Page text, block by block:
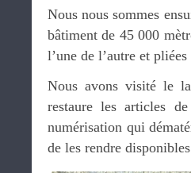
Nous nous sommes
bâtiment de 45 000
l’une de l’autre et
Nous avons visité le
restaure les articles
numérisation qui
de les rendre